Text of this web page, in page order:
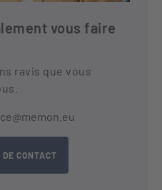
vous faire
ravis que vous
CONTACT